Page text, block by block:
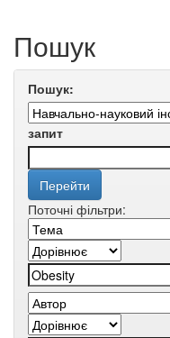
Пошук
Пошук:
запит
Поточні фільтри: